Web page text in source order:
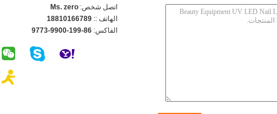
اتصل شخص: Ms. zero
الهاتف :: 18810166789
الفاكس: 86-199-9900-9773